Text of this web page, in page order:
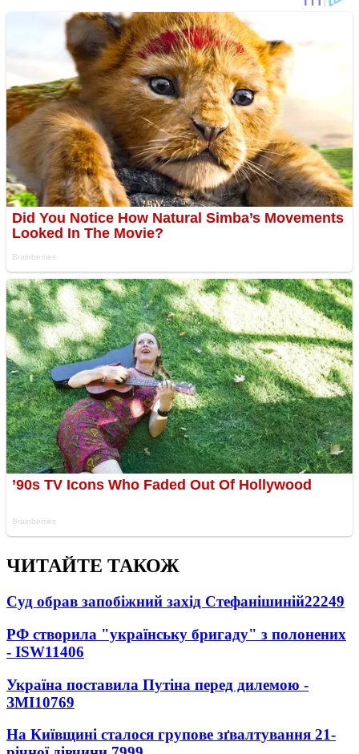
ЧИТАЙТЕ ТАКОЖ
Суд обрав запобіжний захід Стефанішиній22249
РФ створила "українську бригаду" з полонених
- ISW11406
Україна поставила Путіна перед дилемою -
ЗМІ10769
На Київщині сталося групове зґвалтування 21-